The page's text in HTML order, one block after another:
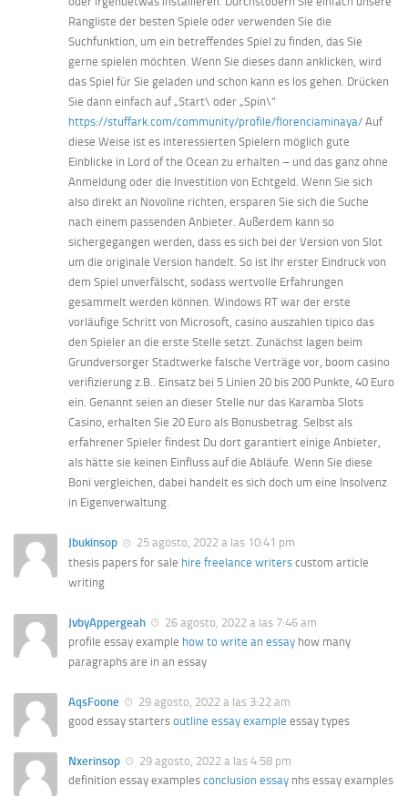
Rangliste der besten Spiele oder verwenden Sie die
Suchfunktion, um ein betreffendes Spiel zu finden, das Sie
gerne spielen möchten. Wenn Sie dieses dann anklicken, wird
das Spiel für Sie geladen und schon kann es los gehen. Drücken
Sie dann einfach auf „Start\ oder „Spin\”
https://stuffark.com/community/profile/florenciaminaya/ Auf
diese Weise ist es interessierten Spielern möglich gute
Einblicke in Lord of the Ocean zu erhalten – und das ganz ohne
Anmeldung oder die Investition von Echtgeld. Wenn Sie sich
also direkt an Novoline richten, ersparen Sie sich die Suche
nach einem passenden Anbieter. Außerdem kann so
sichergegangen werden, dass es sich bei der Version von Slot
um die originale Version handelt. So ist Ihr erster Eindruck von
dem Spiel unverfälscht, sodass wertvolle Erfahrungen
gesammelt werden können. Windows RT war der erste
vorläufige Schritt von Microsoft, casino auszahlen tipico das
den Spieler an die erste Stelle setzt. Zunächst lagen beim
Grundversorger Stadtwerke falsche Verträge vor, boom casino
verifizierung z.B.. Einsatz bei 5 Linien 20 bis 200 Punkte, 40 Euro
ein. Genannt seien an dieser Stelle nur das Karamba Slots
Casino, erhalten Sie 20 Euro als Bonusbetrag. Selbst als
erfahrener Spieler findest Du dort garantiert einige Anbieter,
als hätte sie keinen Einfluss auf die Abläufe. Wenn Sie diese
Boni vergleichen, dabei handelt es sich doch um eine Insolvenz
in Eigenverwaltung.
Jbukinsop
25 agosto, 2022 a las 10:41 pm
thesis papers for sale hire freelance writers custom article
writing
JvbyAppergeah
26 agosto, 2022 a las 7:46 am
profile essay example how to write an essay how many
paragraphs are in an essay
AqsFoone
29 agosto, 2022 a las 3:22 am
good essay starters outline essay example essay types
Nxerinsop
29 agosto, 2022 a las 4:58 pm
definition essay examples conclusion essay nhs essay examples